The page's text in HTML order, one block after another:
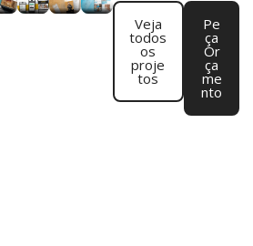
Veja
todos
os
proje
tos
Pe
ça
Or
ça
me
nto